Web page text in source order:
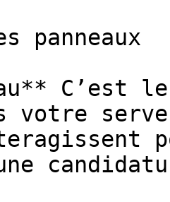
panneaux
C’est
votre